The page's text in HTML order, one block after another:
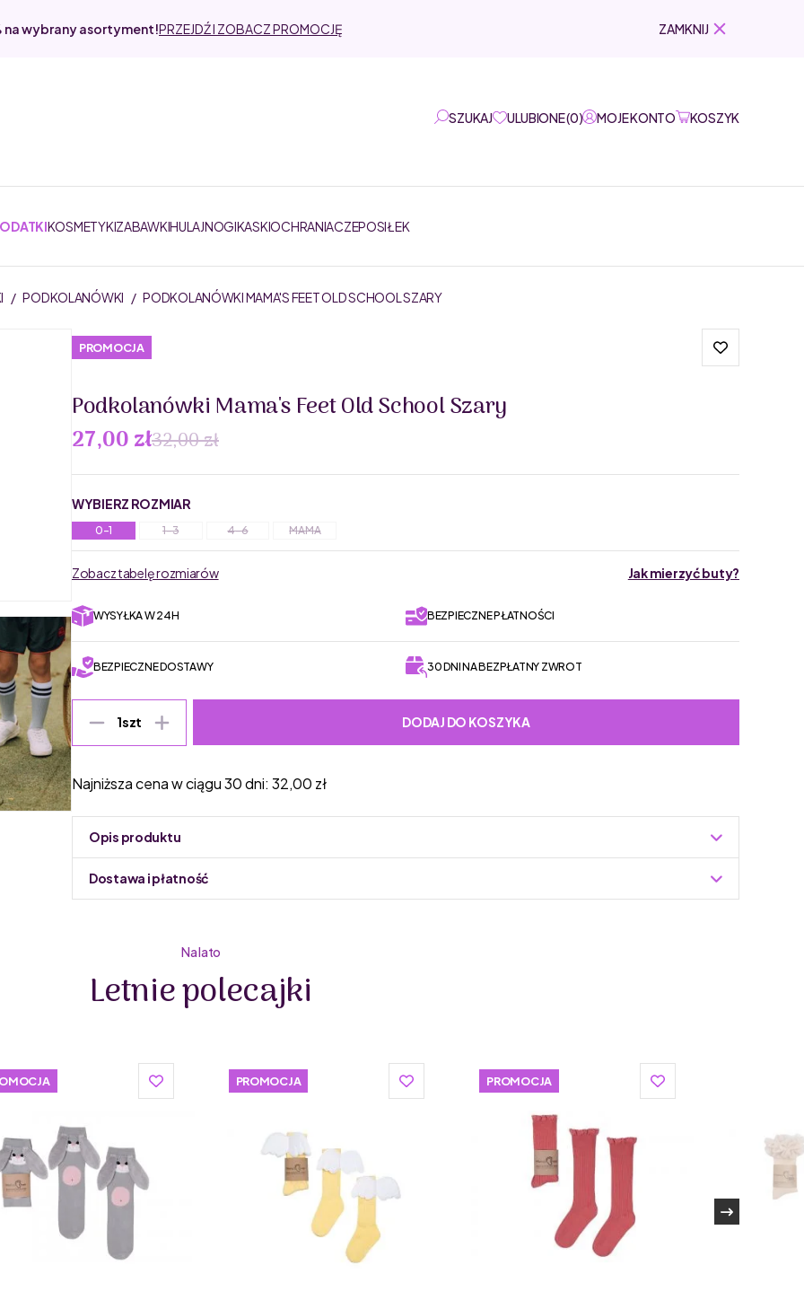
na wybrany asortyment!PRZEJDŹ I ZOBACZ PROMOCJĘ ZAMKNIJ
SZUKAJ ULUBIONE(0) MOJE KONTO KOSZYK
KOSMETYKIZABAWKIHULAJNOGIKASKIOCHRANIACZEPOSIŁEK
/ PODKOLANÓWKI / PODKOLANÓWKI MAMA'S FEET OLD SCHOOL SZARY
PROMOCJA
Podkolanówki Mama's Feet Old School Szary
27,00 zł32,00 zł
WYBIERZ ROZMIAR
0-1 1-3 4-6 MAMA
Zobacz tabelę rozmiarów Jak mierzyć buty?
WYSYŁKA W 24H BEZPIECZNE PŁATNOŚCI
BEZPIECZNE DOSTAWY 30 DNI NA BEZPŁATNY ZWROT
1szt DODAJ DO KOSZYKA
Najniższa cena w ciągu 30 dni: 32,00 zł
Opis produktu
– dla dzieci od 0-1 lat
– dla dzieci od 1-3 lat
Skład: 78% bawełna, 19% poliamid, 3% elastan
Dostawa i płatność
Na lato
Letnie polecajki
PROMOCJA PROMOCJA